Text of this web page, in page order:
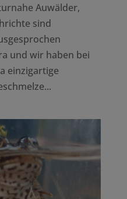
Auwälder,
sind
und wir haben bei
einzigartige